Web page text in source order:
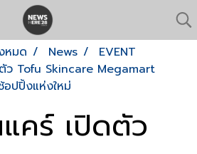
หมด News
EVENT
ว Tofu Skincare Megamart
ปปิ้งแห่งใหม่
คร์ เปิดตัว